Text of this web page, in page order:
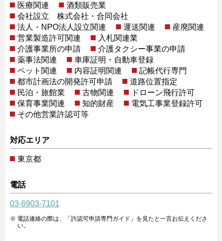
医療関連
酒類販売業
会社設立 株式会社・合同会社
法人・NPO法人設立関連
運送関連
産廃関連
営業製造許可関連
入札関連業
介護事業所の申請
介護タクシー事業の申請
薬事法関連
車庫証明・自動車登録
ペット関連
内容証明関連
記帳代行専門
都市計画法の開発許可申請
道路位置指定
民泊・旅館業
古物関連
ドローン飛行許可
保育事業関連
知的財産
電気工事業登録許可
その他営業許認可等
対応エリア
東京都
電話
03-6903-7101
電話連絡の際は、「許認可申請専門ガイド」を見たと一言お伝えくださ
い。